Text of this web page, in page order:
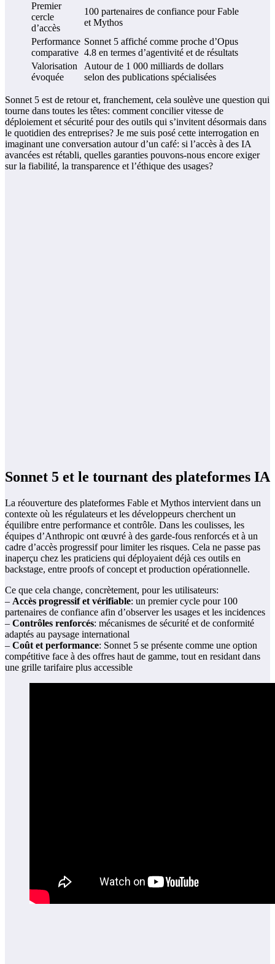
Premier
cercle
d’accès
100 partenaires de confiance pour Fable
et Mythos
Performance
comparative
Sonnet 5 affiché comme proche d’Opus
4.8 en termes d’agentivité et de résultats
Valorisation
évoquée
Autour de 1 000 milliards de dollars
selon des publications spécialisées
Sonnet 5 est de retour et, franchement, cela soulève une question qui
tourne dans toutes les têtes: comment concilier vitesse de
déploiement et sécurité pour des outils qui s’invitent désormais dans
le quotidien des entreprises? Je me suis posé cette interrogation en
imaginant une conversation autour d’un café: si l’accès à des IA
avancées est rétabli, quelles garanties pouvons-nous encore exiger
sur la fiabilité, la transparence et l’éthique des usages?
Sonnet 5 et le tournant des plateformes IA
La réouverture des plateformes Fable et Mythos intervient dans un
contexte où les régulateurs et les développeurs cherchent un
équilibre entre performance et contrôle. Dans les coulisses, les
équipes d’Anthropic ont œuvré à des garde-fous renforcés et à un
cadre d’accès progressif pour limiter les risques. Cela ne passe pas
inaperçu chez les praticiens qui déployaient déjà ces outils en
backstage, entre proofs of concept et production opérationnelle.
Ce que cela change, concrètement, pour les utilisateurs:
– Accès progressif et vérifiable: un premier cycle pour 100
partenaires de confiance afin d’observer les usages et les incidences
– Contrôles renforcés: mécanismes de sécurité et de conformité
adaptés au paysage international
– Coût et performance: Sonnet 5 se présente comme une option
compétitive face à des offres haut de gamme, tout en residant dans
une grille tarifaire plus accessible